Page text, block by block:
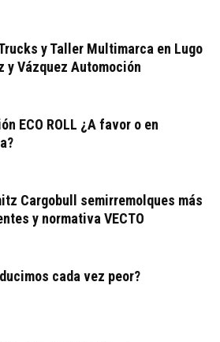
y Taller Multimarca en Lugo
y Vázquez Automoción
ECO ROLL ¿A favor o en
Cargobull semirremolques más
y normativa VECTO
cada vez peor?